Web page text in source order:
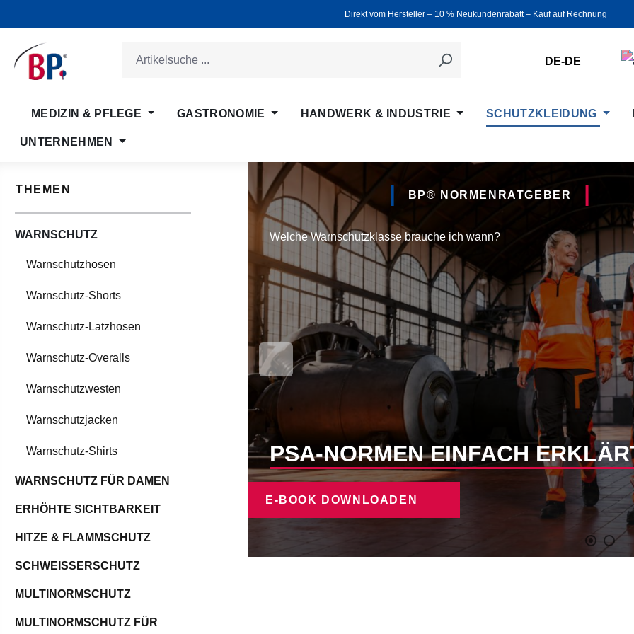
Direkt vom Hersteller ‒ 10 % Neukundenrabatt ‒ Kauf auf Rechnung
DE-DE
MEDIZIN & PFLEGE GASTRONOMIE HANDWERK & INDUSTRIE SCHUTZKLEIDUNG
UNTERNEHMEN
THEMEN
WARNSCHUTZ
Warnschutzhosen
Warnschutz-Shorts
Warnschutz-Latzhosen
Warnschutz-Overalls
Warnschutzwesten
Warnschutzjacken
Warnschutz-Shirts
WARNSCHUTZ FÜR DAMEN
ERHÖHTE SICHTBARKEIT
HITZE & FLAMMSCHUTZ
SCHWEISSERSCHUTZ
MULTINORMSCHUTZ
MULTINORMSCHUTZ FÜR
BP® NORMENRATGEBER
PSA-NORMEN EINFACH
Welche Warnschutzklasse brauche ich wann?
E-BOOK DOWNLOADEN